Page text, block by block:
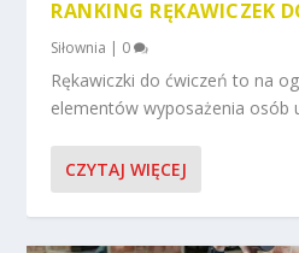
RANKING RĘKAWICZEK
Siłownia | 0
Rękawiczki do ćwiczeń to na
elementów wyposażenia osób
CZYTAJ WIĘCEJ